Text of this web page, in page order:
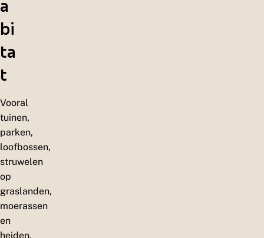
a
bi
ta
t
Vooral
tuinen,
parken,
loofbossen,
struwelen
op
graslanden,
moerassen
en
heiden.